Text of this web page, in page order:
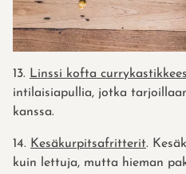
13. Linssi kofta
intilaisiapullia, jotka
kanssa.
14. Kesäkurpitsafritterit.
kuin lettuja, mutta hieman